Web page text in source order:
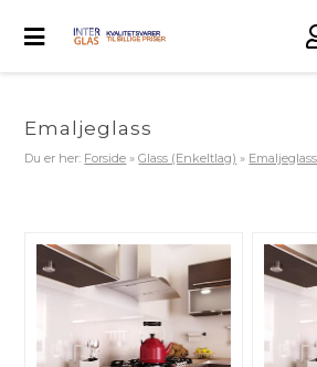
Emaljeglass
Du er her: Forside »Glass (Enkeltlag) » Emaljeglass